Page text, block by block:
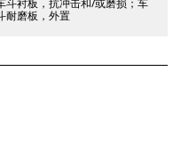
斗衬板，抗冲击和/或磨损；车
耐磨板，外置